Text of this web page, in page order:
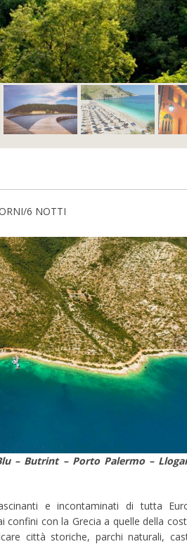
6 NOTTI
– Butrint – Porto Palermo –
e incontaminati di tutta
confini con la Grecia a quelle della
città storiche, parchi naturali,